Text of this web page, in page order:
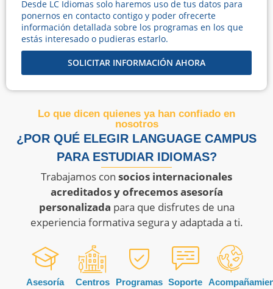
Desde LC Idiomas solo haremos uso de tus datos para
ponernos en contacto contigo y poder ofrecerte
información detallada sobre los programas en los que
estás interesado o pudieras estarlo.
SOLICITAR INFORMACIÓN AHORA
Lo que dicen quienes ya han confiado en
nosotros
¿POR QUÉ ELEGIR LANGUAGE CAMPUS
PARA ESTUDIAR IDIOMAS?
Trabajamos con socios internacionales
acreditados y ofrecemos asesoría
personalizada para que disfrutes de una
experiencia formativa segura y adaptada a ti.
Asesoría
Centros
Programas Soporte